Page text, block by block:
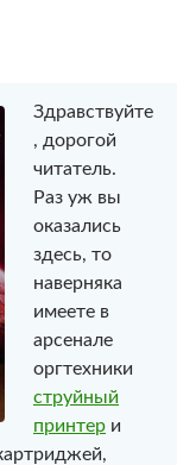
Здравствуйте
, дорогой
читатель.
Раз уж вы
оказались
здесь, то
наверняка
имеете в
арсенале
оргтехники
струйный
принтер и